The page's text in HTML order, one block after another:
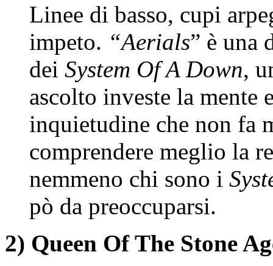
Linee di basso, cupi
impeto. “Aerials” è una
dei System Of A Down,
ascolto investe la mente
inquietudine che non fa
comprendere meglio la
nemmeno chi sono i
pò da preoccuparsi.
2) Queen Of The Stone